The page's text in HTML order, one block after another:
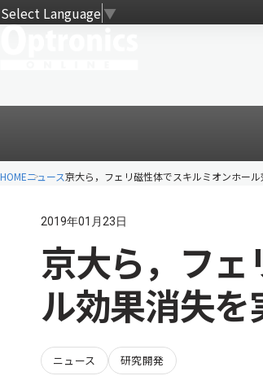
Select Language▼
HOMEニュース京大ら，フェリ磁性体でスキルミオンホー
2019年01月23日
京大ら，フ
ル効果消失を
ニュース 研究開発